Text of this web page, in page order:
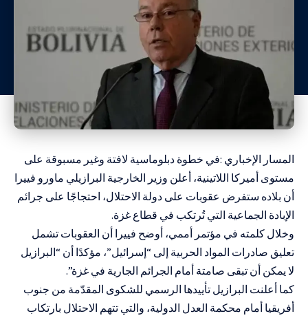
المسار الإخباري :في خطوة دبلوماسية لافتة وغير مسبوقة على
مستوى أميركا اللاتينية، أعلن وزير الخارجية البرازيلي ماورو فييرا
أن بلاده ستفرض عقوبات على دولة الاحتلال، احتجاجًا على جرائم
الإبادة الجماعية التي تُرتكب في قطاع غزة.
وخلال كلمته في مؤتمر أممي، أوضح فييرا أن العقوبات تشمل
تعليق صادرات المواد الحربية إلى “إسرائيل”، مؤكدًا أن “البرازيل
لا يمكن أن تبقى صامتة أمام الجرائم الجارية في غزة”.
كما أعلنت البرازيل تأييدها الرسمي للشكوى المقدّمة من جنوب
أفريقيا أمام محكمة العدل الدولية، والتي تتهم الاحتلال بارتكاب